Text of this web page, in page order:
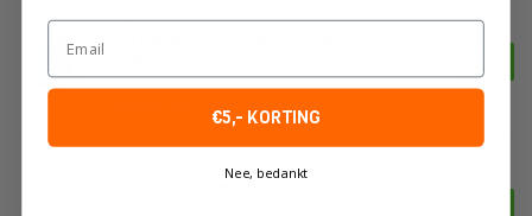
BIHUI
BIHUI Spin Levelling Clips 3
Email
€5,- KORTING
Nee, bedankt